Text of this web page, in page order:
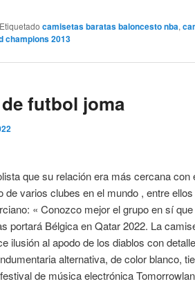
Etiquetado camisetas baratas baloncesto nba,
champions 2013
futbol joma
que su relación era más cercana con
de varios clubes en el mundo , entre
« Conozco mejor el grupo en sí
portará Bélgica en Qatar 2022. La
ilusión al apodo de los diablos con
alternativa, de color blanco,
de música electrónica